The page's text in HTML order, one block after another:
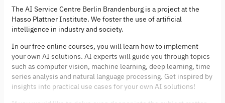
The AI Service Centre Berlin Brandenburg is a project at the
Hasso Plattner Institute. We foster the use of artificial
intelligence in industry and society.
In our free online courses, you will learn how to implement
your own AI solutions. AI experts will guide you through topics
such as computer vision, machine learning, deep learning, time
series analysis and natural language processing. Get inspired by
insights into practical use cases for your own AI solutions!